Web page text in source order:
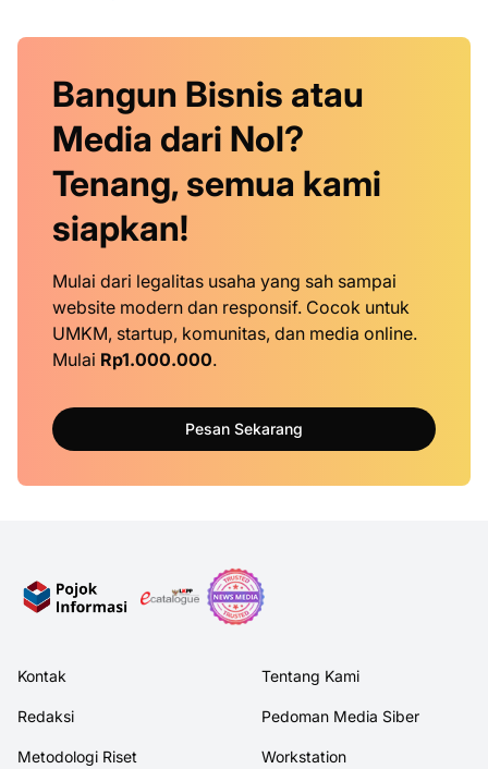
Bangun Bisnis atau
Media dari Nol?
Tenang, semua kami
siapkan!
Mulai dari legalitas usaha yang sah sampai
website modern dan responsif. Cocok untuk
UMKM, startup, komunitas, dan media online.
Mulai Rp1.000.000.
Pesan Sekarang
Kontak Tentang Kami
Redaksi Pedoman Media Siber
Metodologi Riset Workstation